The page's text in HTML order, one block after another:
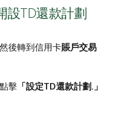
設TD還款計劃
後轉到信用卡賬戶交易
擊 「設定TD還款計劃.」